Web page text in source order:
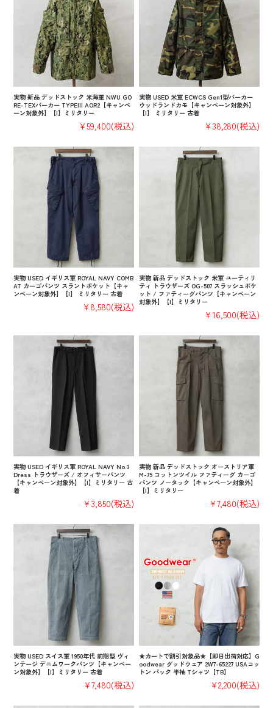
実物 新品 デッドストック 米海軍 NWU GO
RE-TEXパーカー TYPEIII AOR2【キャンペ
ーン対象外】【I】ミリタリー
¥59,400(税込)
実物 USED 米軍 ECWCS Gen1型パーカー
ウッドランドカモ【キャンペーン対象外】
【I】 ミリタリー 古着
¥38,280(税込)
実物 USED イギリス軍 ROYAL NAVY COMB
AT カーゴパンツ スラントポケット【キャ
ンペーン対象外】【I】 ミリタリー 古着
¥8,580(税込)
実物 新品 デッドストック 米軍 ユーティリ
ティ トラウザーズ OG-507 スラッシュポケ
ット / ファティーグパンツ【キャンペーン
対象外】【I】ミリタリー
¥16,500(税込)
実物 USED イギリス軍 ROYAL NAVY No.3
Dress トラウザーズ / オフィサーパンツ
【キャンペーン対象外】【I】ミリタリー 古
着
¥3,850(税込)
実物 新品 デッドストック オーストリア軍
M-75 コットンツイル ファティーグ カーゴ
パンツ ノータック【キャンペーン対象外】
【I】ミリタリー
¥7,480(税込)
実物 USED スイス軍 1950年代 前期型 ヴィ
ンテージ デニムワークパンツ【キャンペー
ン対象外】【I】ミリタリー 古着
¥7,480(税込)
★カートで割引対象品★【即日出荷対応】G
oodwear グッドウェア 2W7-65227 USAコッ
トン パック 半袖 Tシャツ【TB】
¥2,200(税込)